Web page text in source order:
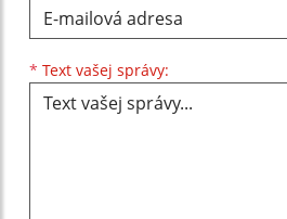
* Text vašej správy: